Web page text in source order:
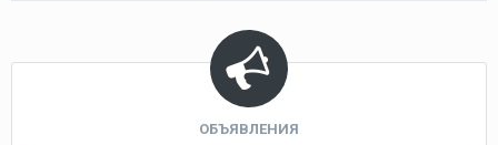
ОБЪЯВЛЕНИЯ